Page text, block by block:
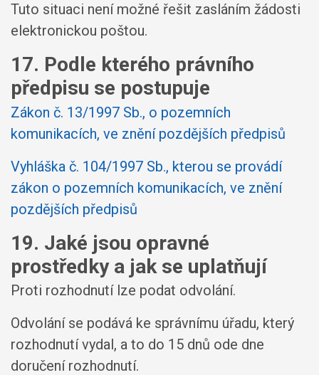
Tuto situaci není možné řešit zasláním žádosti
elektronickou poštou.
17. Podle kterého právního
předpisu se postupuje
Zákon č. 13/1997 Sb., o pozemních
komunikacích, ve znění pozdějších předpisů
Vyhláška č. 104/1997 Sb., kterou se provádí
zákon o pozemních komunikacích, ve znění
pozdějších předpisů
19. Jaké jsou opravné
prostředky a jak se uplatňují
Proti rozhodnutí lze podat odvolání.
Odvolání se podává ke správnímu úřadu, který
rozhodnutí vydal, a to do 15 dnů ode dne
doručení rozhodnutí.